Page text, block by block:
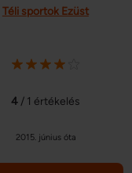
Téli sportok Ezüst
4 / 1 értékelés
2015. június óta